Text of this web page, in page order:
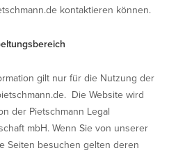
kontaktieren können.
gilt nur für die Nutzung der
. Die Website wird
der Pietschmann Legal
mbH. Wenn Sie von unserer
Seiten besuchen gelten deren